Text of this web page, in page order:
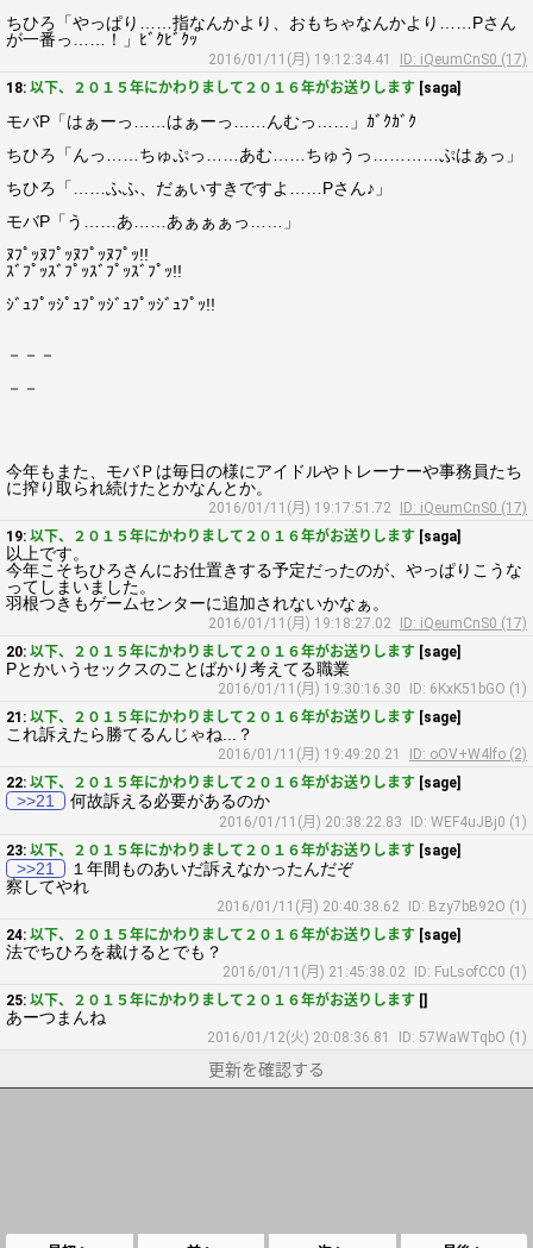
ちひろ「やっぱり……指なんかより、おもちゃなんかより……Pさん
が一番っ……！」ﾋﾞｸﾋﾞｸｯ
2016/01/11(月) 19:12:34.41
ID: iQeumCnS0 (17)
18: 以下、２０１５年にかわりまして２０１６年がお送りします [saga]
モバP「はぁーっ……はぁーっ……んむっ……」ｶﾞｸｶﾞｸ
ちひろ「んっ……ちゅぷっ……あむ……ちゅうっ…………ぷはぁっ」
ちひろ「……ふふ、だぁいすきですよ……Pさん♪」
モバP「う……あ……あぁぁぁっ……」
ﾇﾌﾟｯﾇﾌﾟｯﾇﾌﾟｯﾇﾌﾟｯ!!
ｽﾞﾌﾟｯｽﾞﾌﾟｯｽﾞﾌﾟｯｽﾞﾌﾟｯ!!
ｼﾞｭﾌﾟｯｼﾟｭﾌﾟｯｼﾞｭﾌﾟｯｼﾞｭﾌﾟｯ!!
－－－
－－
今年もまた、モバＰは毎日の様にアイドルやトレーナーや事務員たち
に搾り取られ続けたとかなんとか。
2016/01/11(月) 19:17:51.72
ID: iQeumCnS0 (17)
19: 以下、２０１５年にかわりまして２０１６年がお送りします [saga]
以上です。
今年こそちひろさんにお仕置きする予定だったのが、やっぱりこうな
ってしまいました。
羽根つきもゲームセンターに追加されないかなぁ。
2016/01/11(月) 19:18:27.02
ID: iQeumCnS0 (17)
20: 以下、２０１５年にかわりまして２０１６年がお送りします [sage]
Pとかいうセックスのことばかり考えてる職業
2016/01/11(月) 19:30:16.30
ID: 6KxK51bGO (1)
21: 以下、２０１５年にかわりまして２０１６年がお送りします [sage]
これ訴えたら勝てるんじゃね...？
2016/01/11(月) 19:49:20.21
ID: oOV+W4lfo (2)
22: 以下、２０１５年にかわりまして２０１６年がお送りします [sage]
>>21 何故訴える必要があるのか
2016/01/11(月) 20:38:22.83
ID: WEF4uJBj0 (1)
23: 以下、２０１５年にかわりまして２０１６年がお送りします [sage]
>>21
１年間ものあいだ訴えなかったんだぞ
察してやれ
2016/01/11(月) 20:40:38.62
ID: Bzy7bB92O (1)
24: 以下、２０１５年にかわりまして２０１６年がお送りします [sage]
法でちひろを裁けるとでも？
2016/01/11(月) 21:45:38.02
ID: FuLsofCC0 (1)
25: 以下、２０１５年にかわりまして２０１６年がお送りします []
あーつまんね
2016/01/12(火) 20:08:36.81 ID: 57WaWTqbO (1)
更新を確認する